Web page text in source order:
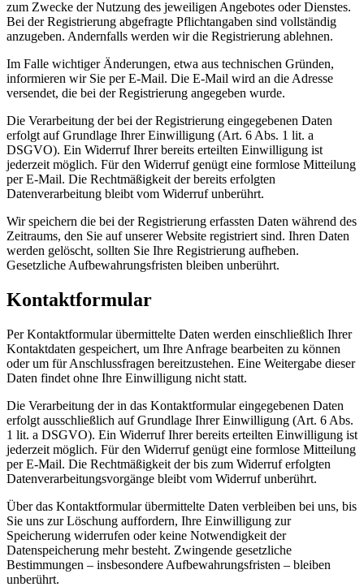
zum Zwecke der Nutzung des jeweiligen Angebotes oder Dienstes.
Bei der Registrierung abgefragte Pflichtangaben sind vollständig
anzugeben. Andernfalls werden wir die Registrierung ablehnen.
Im Falle wichtiger Änderungen, etwa aus technischen Gründen,
informieren wir Sie per E-Mail. Die E-Mail wird an die Adresse
versendet, die bei der Registrierung angegeben wurde.
Die Verarbeitung der bei der Registrierung eingegebenen Daten
erfolgt auf Grundlage Ihrer Einwilligung (Art. 6 Abs. 1 lit. a
DSGVO). Ein Widerruf Ihrer bereits erteilten Einwilligung ist
jederzeit möglich. Für den Widerruf genügt eine formlose Mitteilung
per E-Mail. Die Rechtmäßigkeit der bereits erfolgten
Datenverarbeitung bleibt vom Widerruf unberührt.
Wir speichern die bei der Registrierung erfassten Daten während des
Zeitraums, den Sie auf unserer Website registriert sind. Ihren Daten
werden gelöscht, sollten Sie Ihre Registrierung aufheben.
Gesetzliche Aufbewahrungsfristen bleiben unberührt.
Kontaktformular
Per Kontaktformular übermittelte Daten werden einschließlich Ihrer
Kontaktdaten gespeichert, um Ihre Anfrage bearbeiten zu können
oder um für Anschlussfragen bereitzustehen. Eine Weitergabe dieser
Daten findet ohne Ihre Einwilligung nicht statt.
Die Verarbeitung der in das Kontaktformular eingegebenen Daten
erfolgt ausschließlich auf Grundlage Ihrer Einwilligung (Art. 6 Abs.
1 lit. a DSGVO). Ein Widerruf Ihrer bereits erteilten Einwilligung ist
jederzeit möglich. Für den Widerruf genügt eine formlose Mitteilung
per E-Mail. Die Rechtmäßigkeit der bis zum Widerruf erfolgten
Datenverarbeitungsvorgänge bleibt vom Widerruf unberührt.
Über das Kontaktformular übermittelte Daten verbleiben bei uns, bis
Sie uns zur Löschung auffordern, Ihre Einwilligung zur
Speicherung widerrufen oder keine Notwendigkeit der
Datenspeicherung mehr besteht. Zwingende gesetzliche
Bestimmungen – insbesondere Aufbewahrungsfristen – bleiben
unberührt.